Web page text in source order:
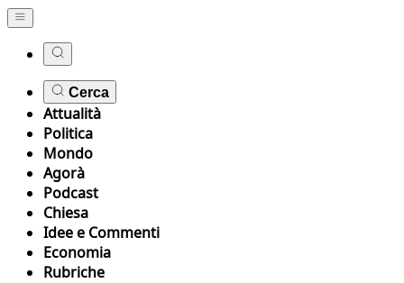
Cerca
Attualità
Politica
Mondo
Agorà
Podcast
Chiesa
Idee e Commenti
Economia
Rubriche